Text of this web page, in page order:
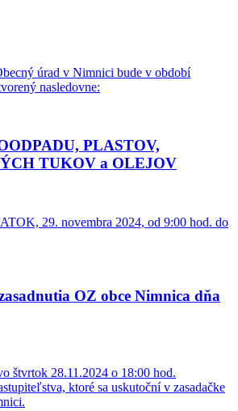
úrad v Nimnici bude v období
nasledovne:
PLASTOV,
TUKOV a OLEJOV
29. novembra 2024, od 9:00 hod. do
OZ obce Nimnica dňa
štvrtok 28.11.2024 o 18:00 hod.
ktoré sa uskutoční v zasadačke